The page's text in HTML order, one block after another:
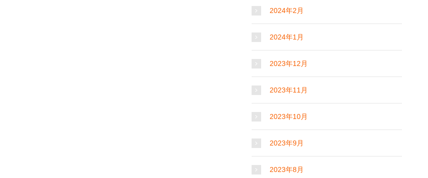
2024年2月
2024年1月
2023年12月
2023年11月
2023年10月
2023年9月
2023年8月